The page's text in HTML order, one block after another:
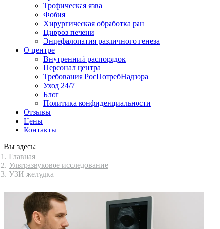
Трофическая язва
Фобия
Хирургическая обработка ран
Цирроз печени
Энцефалопатия различного генеза
О центре
Внутренний распорядок
Персонал центра
Требования РосПотребНадзора
Уход 24/7
Блог
Политика конфиденциальности
Отзывы
Цены
Контакты
Вы здесь:
Главная
Ультразвуковое исследование
УЗИ желудка